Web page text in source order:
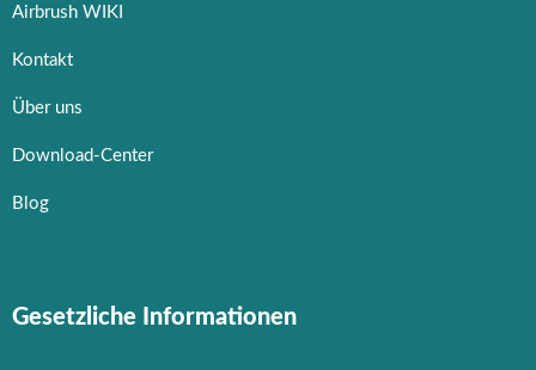
Airbrush WIKI
Kontakt
Über uns
Download-Center
Blog
Gesetzliche Informationen